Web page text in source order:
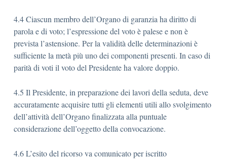
4.4 Ciascun membro dell’Organo di garanzia ha diritto di
parola e di voto; l’espressione del voto è palese e non è
prevista l’astensione. Per la validità delle determinazioni è
sufficiente la metà più uno dei componenti presenti. In caso di
parità di voti il voto del Presidente ha valore doppio.
4.5 Il Presidente, in preparazione dei lavori della seduta, deve
accuratamente acquisire tutti gli elementi utili allo svolgimento
dell’attività dell’Organo finalizzata alla puntuale
considerazione dell’oggetto della convocazione.
4.6 L’esito del ricorso va comunicato per iscritto